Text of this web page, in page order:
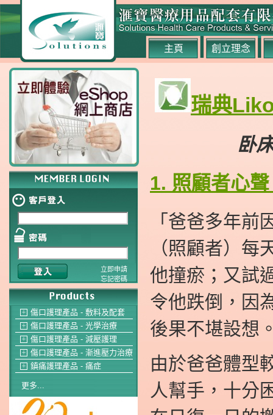
主頁 創立理念
立即申請
忘記密碼
＋ 傷口護理產品 - 敷料及配套
＋ 傷口護理產品 - 光學治療
＋ 傷口護理產品 - 減壓護理
＋ 傷口護理產品 - 漸進壓力治療
＋ 鎮痛護理產品 - 痛症
更多...
瑞典
卧
1. 照顧者心
「爸爸多年
（照顧者）每
他撞瘀； 又試
令他跌倒，因
後果不堪設想
由於爸爸體型
人幫手，十分